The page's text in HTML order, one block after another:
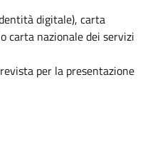
digitale), carta
carta nazionale dei servizi
per la presentazione